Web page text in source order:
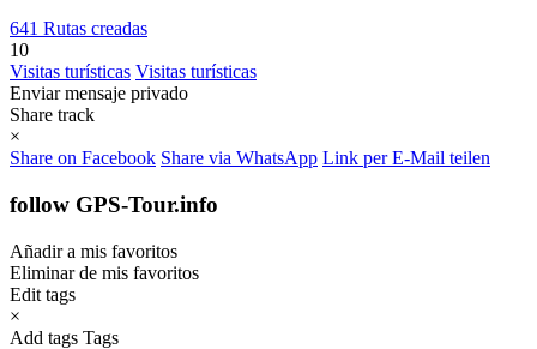
641 Rutas creadas
10
Visitas turísticas Visitas turísticas
Enviar mensaje privado
Share track
×
Share on Facebook Share via WhatsApp Link per E-Mail teilen
follow GPS-Tour.info
Añadir a mis favoritos
Eliminar de mis favoritos
Edit tags
×
Add tags Tags